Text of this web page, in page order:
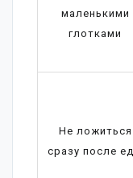
маленькими
глотками
Не ложиться
сразу после